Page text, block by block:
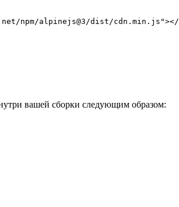
npm/alpinejs@3/dist/cdn.min.js"></
вашей сборки следующим образом: